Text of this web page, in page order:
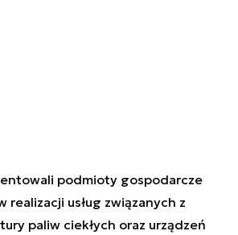
podmioty gospodarcze
realizacji usług związanych z
paliw ciekłych oraz urządzeń